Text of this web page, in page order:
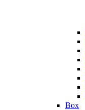
Box